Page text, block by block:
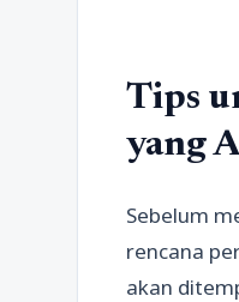
Tips
yang
Sebelum
rencana
akan